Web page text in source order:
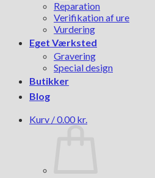
Reparation
Verifikation af ure
Vurdering
Eget Værksted
Gravering
Special design
Butikker
Blog
Kurv /0.00 kr.